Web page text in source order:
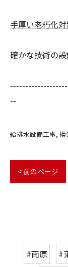
手厚い老朽化
確かな技術の
--
給排水設備工事 換
< 前のページ
#南原 #